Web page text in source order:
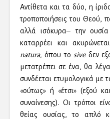
Αντίθετα και τα δύο, η
τροποποιήσεις του Θεού,
αλλά ισόκυρα– την
καταρρέει και
natura, όπου το siveδεν
μετατρέπει σε ένα, θα
συνδέεται ετυμολογικά με
«ούτως» ή «έτσι» (εξού
συναίνεσης). Οι τρόποι
θείας ουσίας, το απλό